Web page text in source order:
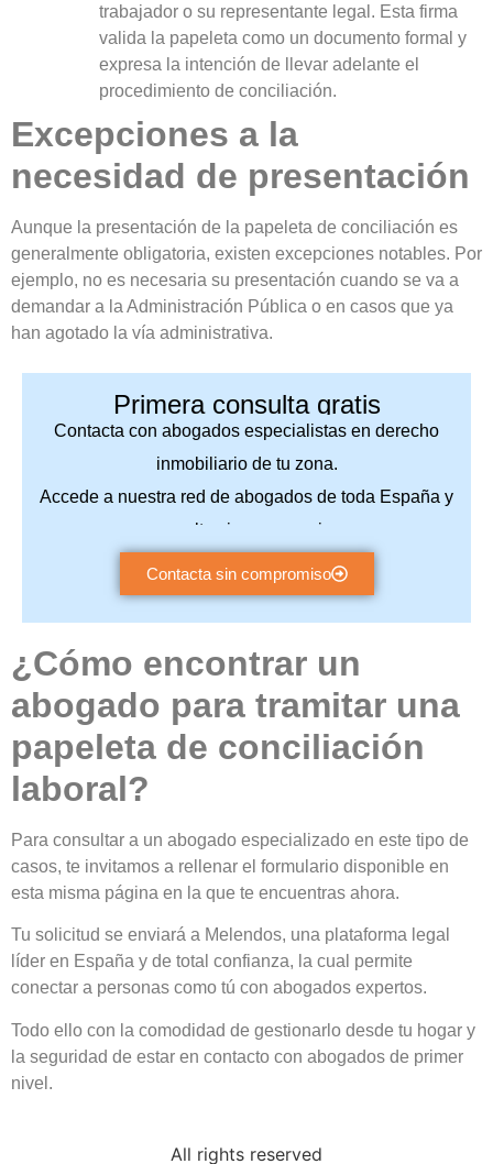
trabajador o su representante legal. Esta firma
valida la papeleta como un documento formal y
expresa la intención de llevar adelante el
procedimiento de conciliación.
Excepciones a la
necesidad de presentación
Aunque la presentación de la papeleta de conciliación es
generalmente obligatoria, existen excepciones notables. Por
ejemplo, no es necesaria su presentación cuando se va a
demandar a la Administración Pública o en casos que ya
han agotado la vía administrativa.
Primera consulta gratis
Contacta con abogados especialistas en derecho
inmobiliario de tu zona.
Accede a nuestra red de abogados de toda España y
consulta sin compromiso.
Contacta sin compromiso
¿Cómo encontrar un
abogado para tramitar una
papeleta de conciliación
laboral?
Para consultar a un abogado especializado en este tipo de
casos, te invitamos a rellenar el formulario disponible en
esta misma página en la que te encuentras ahora.
Tu solicitud se enviará a Melendos, una plataforma legal
líder en España y de total confianza, la cual permite
conectar a personas como tú con abogados expertos.
Todo ello con la comodidad de gestionarlo desde tu hogar y
la seguridad de estar en contacto con abogados de primer
nivel.
All rights reserved